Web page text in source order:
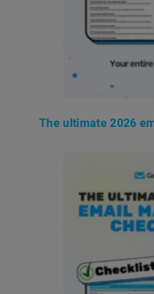
The ultimate 2026